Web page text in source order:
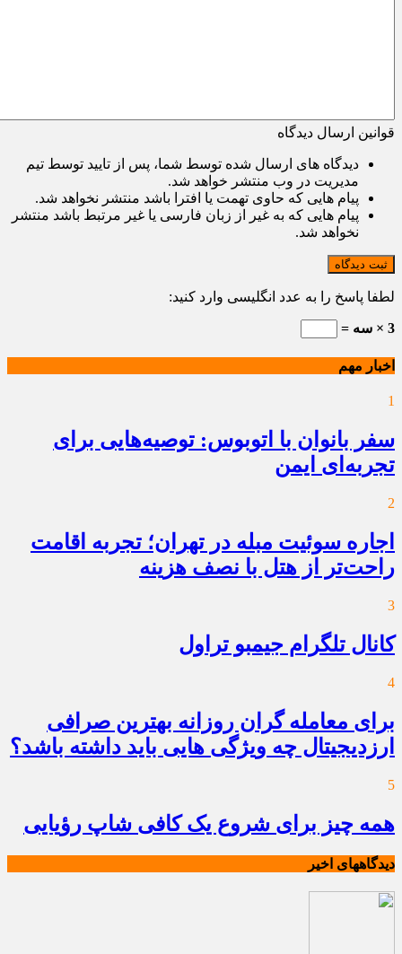
قوانین ارسال دیدگاه
دیدگاه های ارسال شده توسط شما، پس از تایید توسط تیم
مدیریت در وب منتشر خواهد شد.
پیام هایی که حاوی تهمت یا افترا باشد منتشر نخواهد شد.
پیام هایی که به غیر از زبان فارسی یا غیر مرتبط باشد منتشر
نخواهد شد.
ثبت دیدگاه
لطفا پاسخ را به عدد انگلیسی وارد کنید:
3 × سه =
اخبار مهم
1
سفر بانوان با اتوبوس: توصیه‌هایی برای
تجربه‌ای ایمن
2
اجاره سوئیت مبله در تهران؛ تجربه اقامت
راحت‌تر از هتل با نصف هزینه
3
کانال تلگرام جیمبو تراول
4
برای معامله گران روزانه بهترین صرافی
ارزدیجیتال چه ویژگی هایی باید داشته باشد؟
5
همه چیز برای شروع یک کافی شاپ رؤیایی
دیدگاههای اخیر